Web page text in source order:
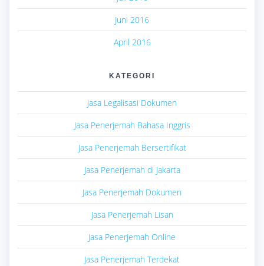
Juni 2016
April 2016
KATEGORI
Jasa Legalisasi Dokumen
Jasa Penerjemah Bahasa Inggris
Jasa Penerjemah Bersertifikat
Jasa Penerjemah di Jakarta
Jasa Penerjemah Dokumen
Jasa Penerjemah Lisan
Jasa Penerjemah Online
Jasa Penerjemah Terdekat